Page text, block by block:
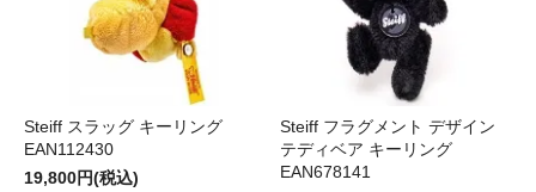
Steiff スラッグ キーリング
EAN112430
19,800円(税込)
Steiff フラグメント デザイン
テディベア キーリング
EAN678141